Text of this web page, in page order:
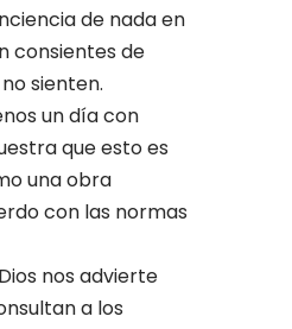
de nada en
consientes de
sienten.
un día con
que esto es
una obra
con las normas
nos advierte
a los